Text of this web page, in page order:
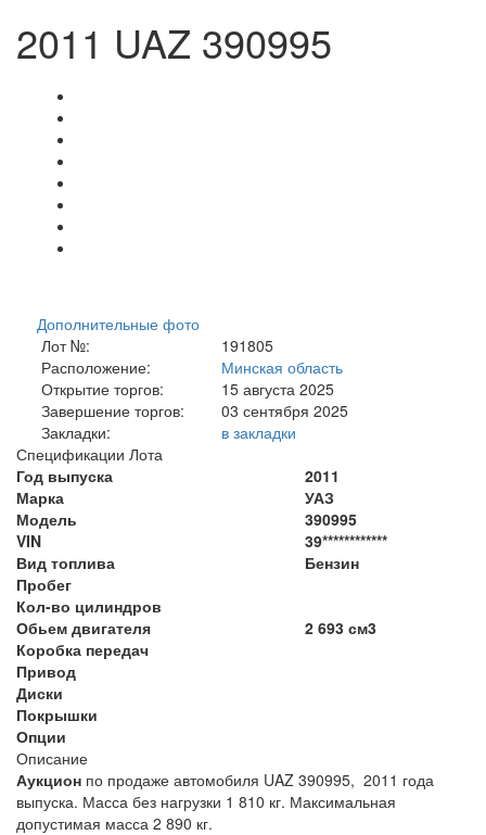
2011 UAZ 390995
Дополнительные фото
Лот №:
191805
Расположение:
Минская область
Открытие торгов:
15 августа 2025
Завершение торгов:
03 сентября 2025
Закладки:
в закладки
Спецификации Лота
Год выпуска
2011
Марка
УАЗ
Модель
390995
VIN
39************
Вид топлива
Бензин
Пробег
Кол-во цилиндров
Обьем двигателя
2 693 см3
Коробка передач
Привод
Диски
Покрышки
Опции
Описание
Аукцион по продаже автомобиля UAZ 390995, 2011 года
выпуска. Масса без нагрузки 1 810 кг. Максимальная
допустимая масса 2 890 кг.